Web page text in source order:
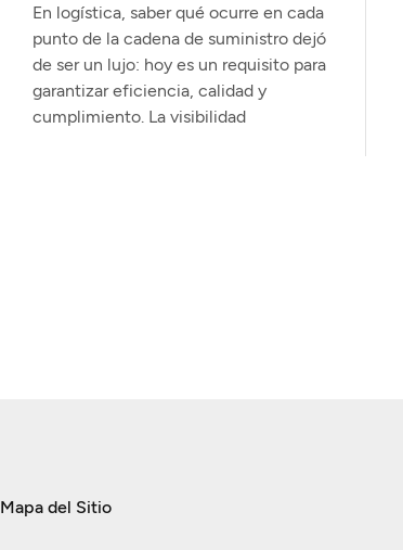
En logística, saber qué ocurre en cada
punto de la cadena de suministro dejó
de ser un lujo: hoy es un requisito para
garantizar eficiencia, calidad y
cumplimiento. La visibilidad
Mapa del Sitio